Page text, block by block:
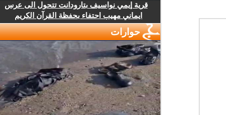
قرية إيمي نواسيف بتارودانت تتحول الى عرس
ايماني مهيب احتفاء بحفظة القرآن الكريم
حوارات